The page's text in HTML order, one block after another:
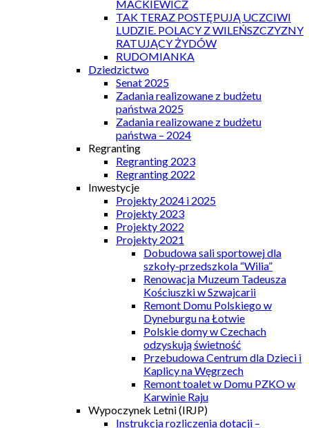
MACKIEWICZ
TAK TERAZ POSTĘPUJĄ UCZCIWI
LUDZIE. POLACY Z WILEŃSZCZYZNY
RATUJĄCY ŻYDÓW
RUDOMIANKA
Dziedzictwo
Senat 2025
Zadania realizowane z budżetu
państwa 2025
Zadania realizowane z budżetu
państwa – 2024
Regranting
Regranting 2023
Regranting 2022
Inwestycje
Projekty 2024 i 2025
Projekty 2023
Projekty 2022
Projekty 2021
Dobudowa sali sportowej dla
szkoły-przedszkola “Wilia”
Renowacja Muzeum Tadeusza
Kościuszki w Szwajcarii
Remont Domu Polskiego w
Dyneburgu na Łotwie
Polskie domy w Czechach
odzyskują świetność
Przebudowa Centrum dla Dzieci i
Kaplicy na Węgrzech
Remont toalet w Domu PZKO w
Karwinie Raju
Wypoczynek Letni (IRJP)
Instrukcja rozliczenia dotacji –